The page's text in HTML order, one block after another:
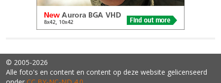
© 2005-2026
Alle foto's en content en content op deze website gelicenseerd